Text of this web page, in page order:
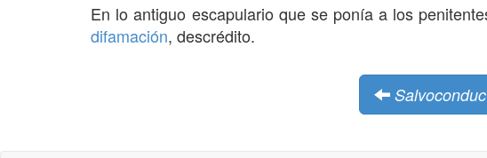
En lo antiguo escapulario que se ponía a los
difamación, descrédito.